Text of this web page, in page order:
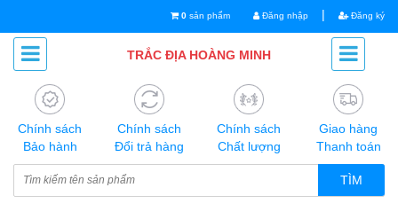
0 sản phẩm Đăng nhập | Đăng ký
TRẮC ĐỊA HOÀNG MINH
Chính sách
Bảo hành
Chính sách
Đổi trả hàng
Chính sách
Chất lượng
Giao hàng
Thanh toán
TÌM